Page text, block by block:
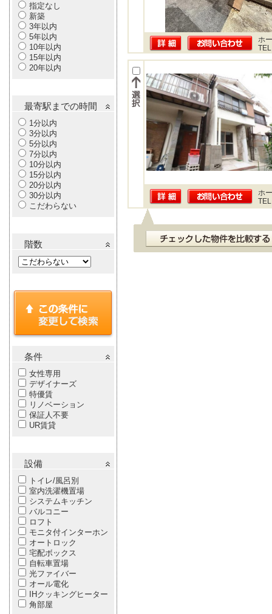
指定なし
新築
3年以内
5年以内
10年以内
15年以内
20年以内
最寄駅までの時間
1分以内
3分以内
5分以内
7分以内
10分以内
15分以内
20分以内
30分以内
こだわらない
階数
条件
女性専用
デザイナーズ
特優賃
リノベーション
保証人不要
UR賃貸
設備
トイレ/風呂別
室内洗濯機置場
システムキッチン
バルコニー
ロフト
モニタ付インターホン
オートロック
宅配ボックス
自転車置場
光ファイバー
オール電化
IHクッキングヒーター
角部屋
ホ
ホ